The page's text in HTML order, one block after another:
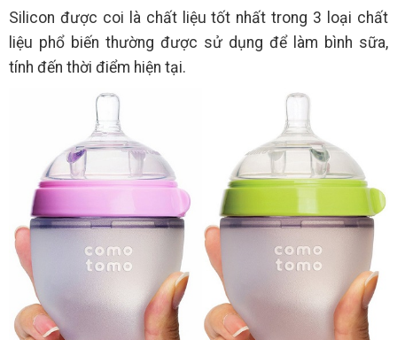
​Silicon được coi là chất liệu tốt nhất trong 3 loại chất
liệu phổ biến thường được sử dụng để làm bình sữa,
tính đến thời điểm hiện tại.